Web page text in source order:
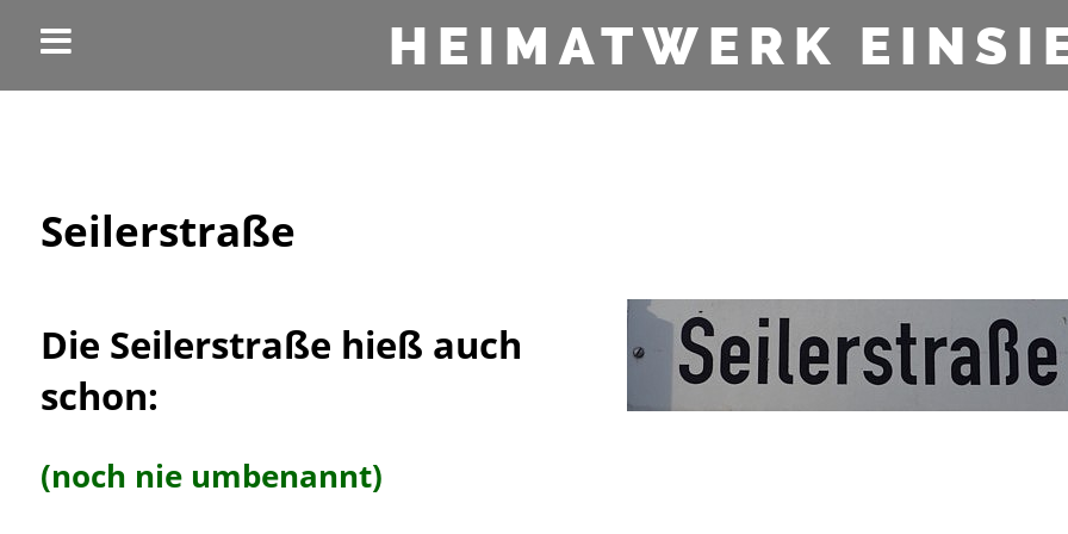
HEIMATWERK
Seilerstraße
Die Seilerstraße hieß auch
schon:
(noch nie umbenannt)